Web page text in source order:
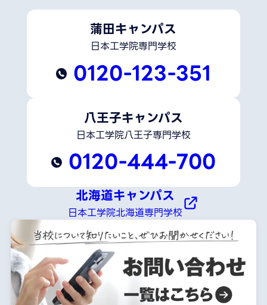
蒲田キャンパス
日本工学院専門学校
0120-123-351
八王子キャンパス
日本工学院八王子専門学校
0120-444-700
北海道キャンパス
日本工学院北海道専門学校